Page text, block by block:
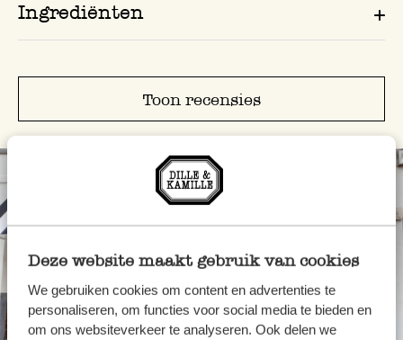
Deze website maakt gebruik van cookies
We gebruiken cookies om content en advertenties te
personaliseren, om functies voor social media te bieden en
om ons websiteverkeer te analyseren. Ook delen we
Ingrediënten
Toon recensies